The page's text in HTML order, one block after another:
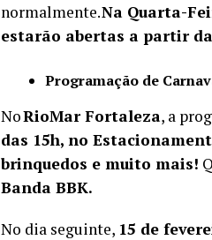
normalmente.Na Quarta-
estarão abertas a partir
Programação de
NoRioMar Fortaleza, a
das 15h, no
brinquedos e muito mais!
Banda BBK.
No dia seguinte, 15 de